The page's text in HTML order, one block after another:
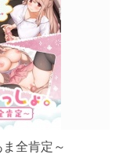
全肯定～